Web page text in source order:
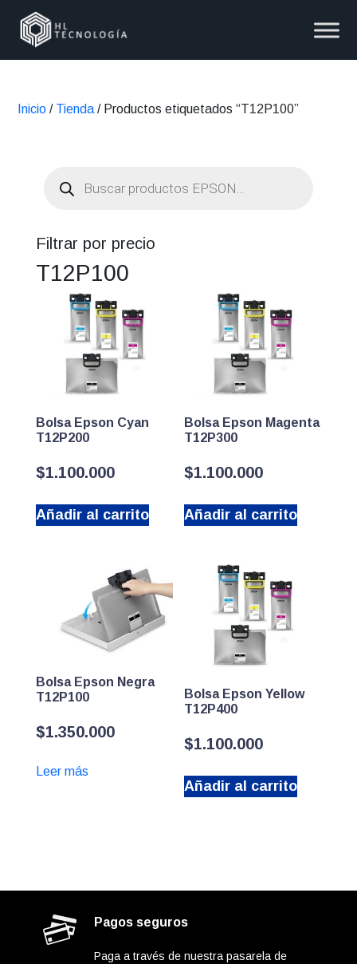
Inicio / Tienda / Productos etiquetados “T12P100”
productos
Filtrar por precio
T12P100
Bolsa Epson Cyan
T12P200
$1.100.000
Añadir al carrito
Bolsa Epson Magenta
T12P300
$1.100.000
Añadir al carrito
Bolsa Epson Negra
T12P100
$1.350.000
Leer más
Bolsa Epson Yellow
T12P400
$1.100.000
Añadir al carrito
Pagos seguros
Paga a través de nuestra pasarela de